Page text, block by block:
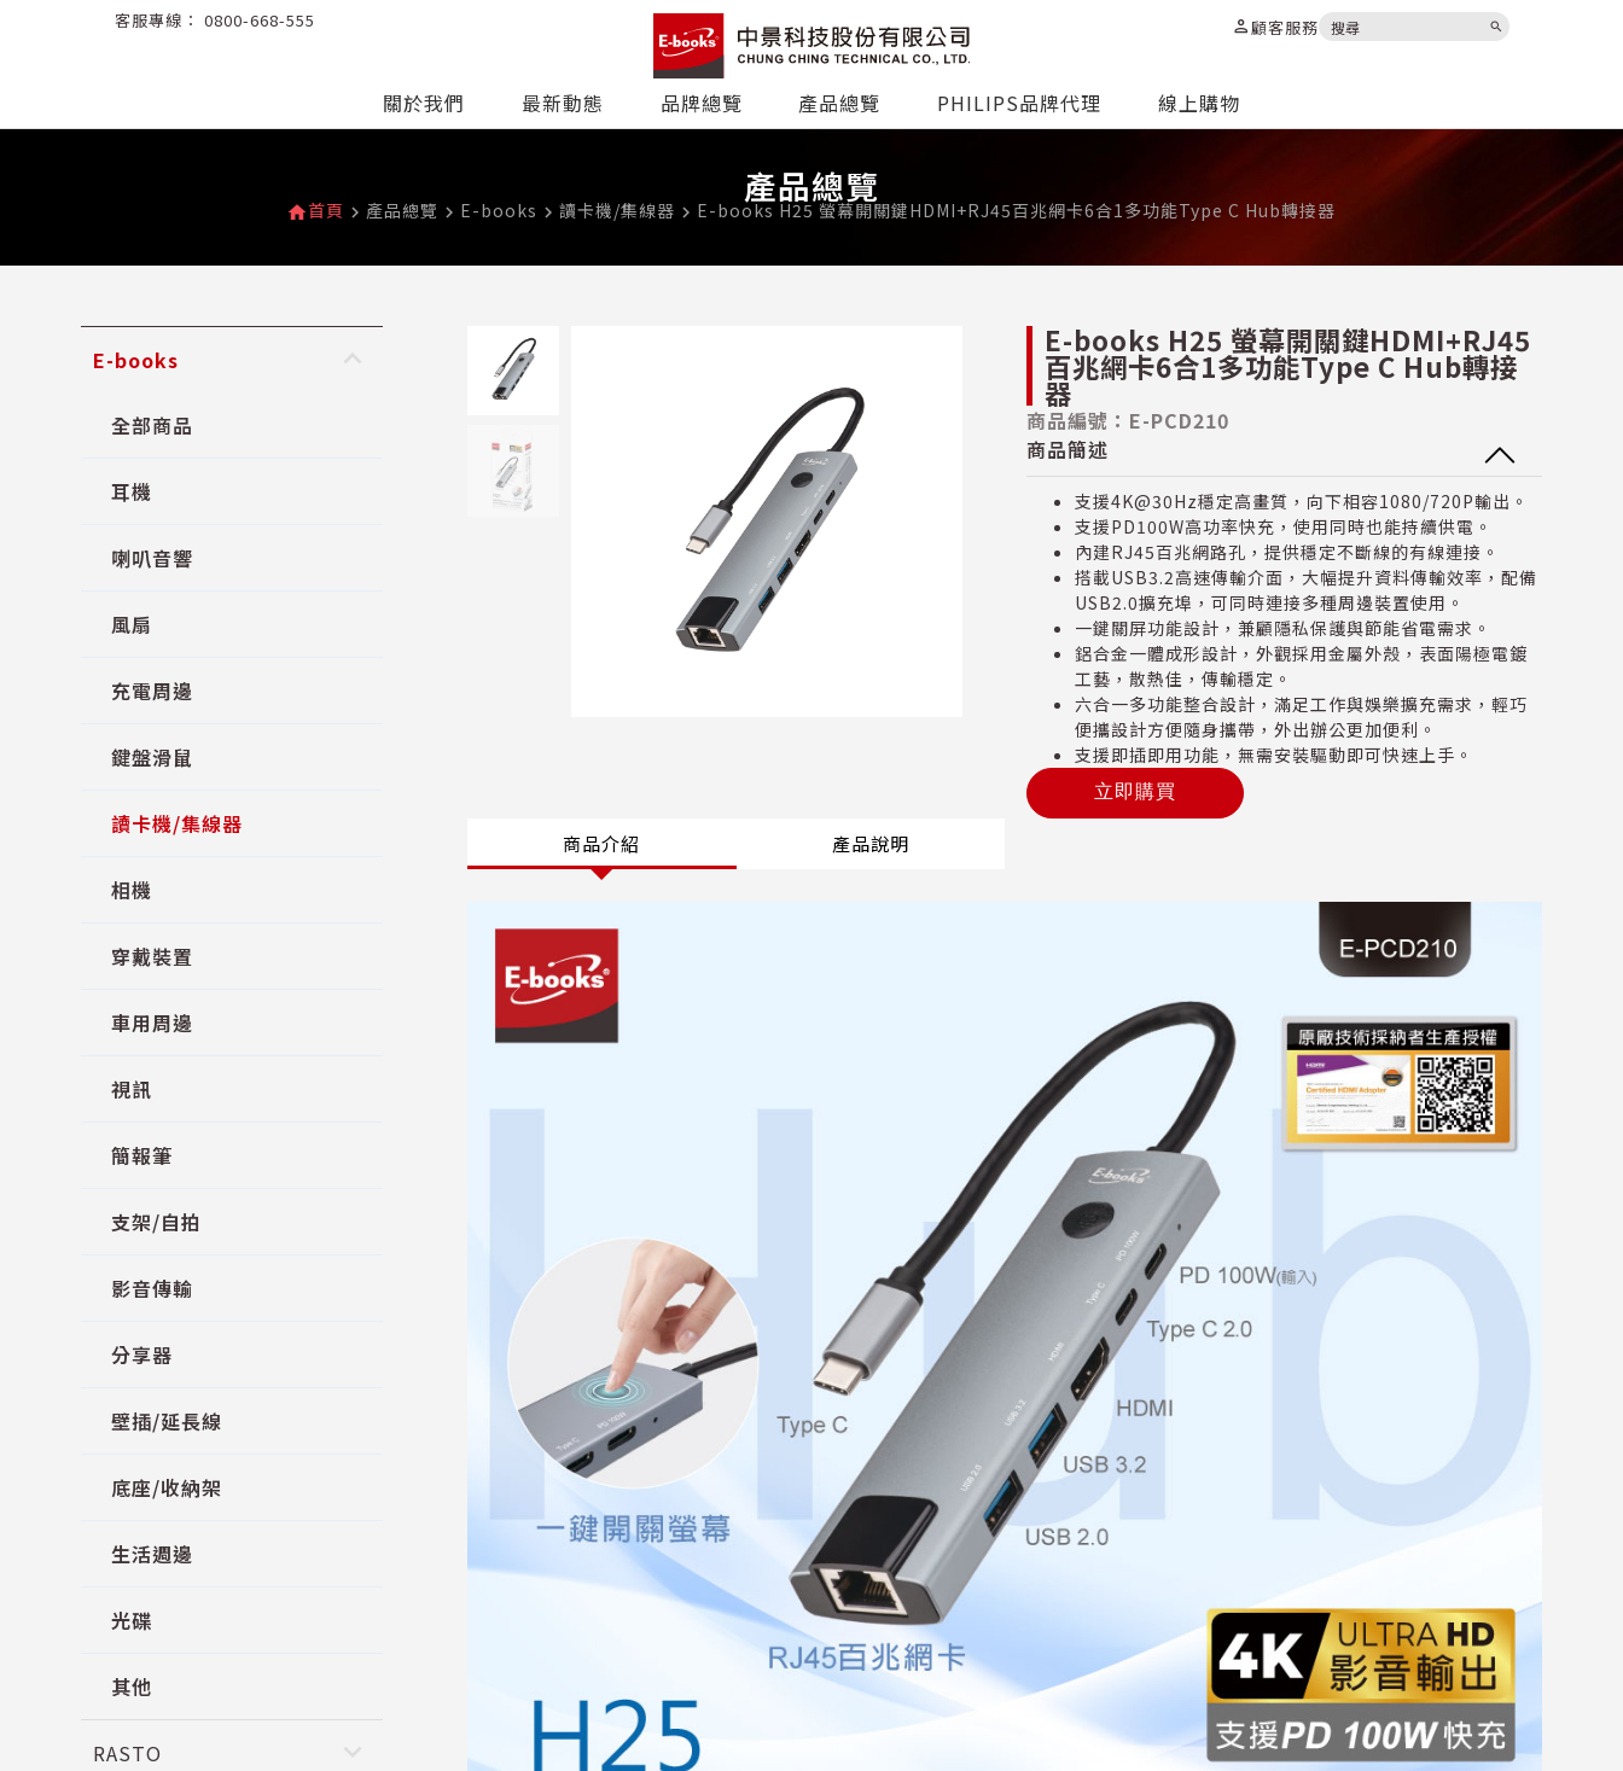
客服專線： 0800-668-555 person顧客服務 search
關於我們 最新動態 品牌總覽 產品總覽 PHILIPS品牌代理 線上購物
產品總覽
home首頁 navigate_next產品總覽 navigate_next E-books navigate_next讀卡機/集線器 navigate_next E-books H25 螢幕開關鍵HDMI+RJ45百兆網卡6合1多功能Type C Hub轉接器
E-books keyboard_arrow_up
全部商品
耳機
喇叭音響
風扇
充電周邊
鍵盤滑鼠
讀卡機/集線器
相機
穿戴裝置
車用周邊
視訊
簡報筆
支架/自拍
影音傳輸
分享器
壁插/延長線
底座/收納架
生活週邊
光碟
其他
RASTO keyboard_arrow_down
E-books H25 螢幕開關鍵HDMI+RJ45
百兆網卡6合1多功能Type C Hub轉接
器
商品編號：E-PCD210
商品簡述
支援4K@30Hz穩定高畫質，向下相容1080/720P輸出。
支援PD100W高功率快充，使用同時也能持續供電。
內建RJ45百兆網路孔，提供穩定不斷線的有線連接。
搭載USB3.2高速傳輸介面，大幅提升資料傳輸效率，配備
USB2.0擴充埠，可同時連接多種周邊裝置使用。
一鍵關屏功能設計，兼顧隱私保護與節能省電需求。
鋁合金一體成形設計，外觀採用金屬外殼，表面陽極電鍍
工藝，散熱佳，傳輸穩定。
六合一多功能整合設計，滿足工作與娛樂擴充需求，輕巧
便攜設計方便隨身攜帶，外出辦公更加便利。
支援即插即用功能，無需安裝驅動即可快速上手。
立即購買
商品介紹 產品說明